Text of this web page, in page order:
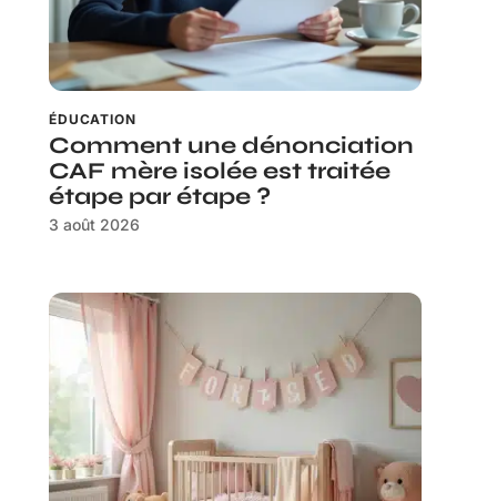
ÉDUCATION
Comment une dénonciation
CAF mère isolée est traitée
étape par étape ?
3 août 2026